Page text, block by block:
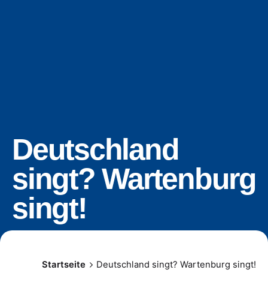
Deutschland
singt? Wartenburg
singt!
Startseite Deutschland singt? Wartenburg singt!